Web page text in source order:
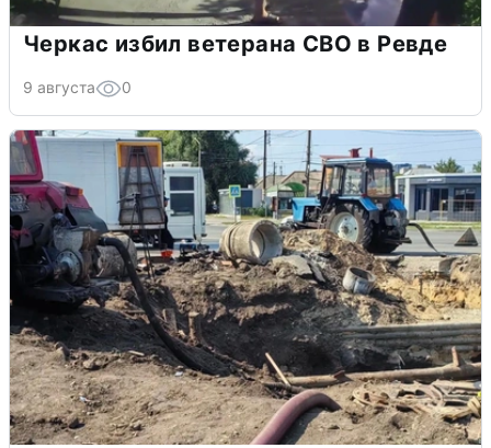
Черкас избил ветерана СВО в Ревде
9 августа 0